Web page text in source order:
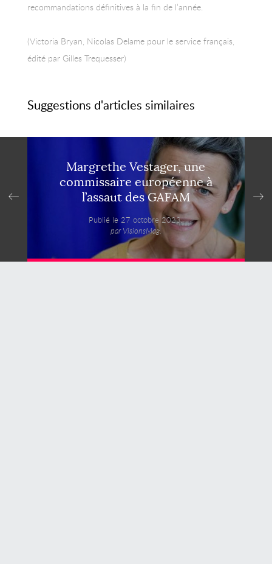
recommandations définitives à la fin de l’année.
(Victoria Bryan, Nicolas Delame pour le service français,
édité par Gilles Trequesser)
Suggestions d'articles similaires
Margrethe Vestager, une
commissaire européenne à
l’assaut des GAFAM
Publié le 27 octobre 2023,
par VisionsMag.